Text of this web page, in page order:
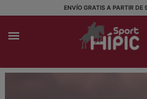
ENVÍO GRATIS A PARTIR DE